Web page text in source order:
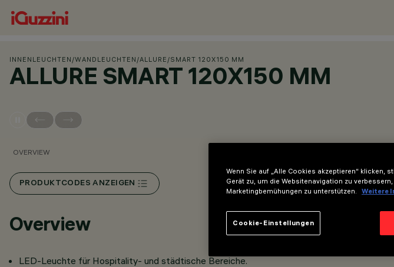
INNENLEUCHTEN /WANDLEUCHTEN /ALLURE /SMART 120X150 MM
ALLURE SMART 120X150 MM
OVERVIEW
PRODUKTCODES ANZEIGEN
Overview
LED-Leuchte für Hospitality- und städtische Bereiche.
Wenn Sie auf „Alle Cookies akzeptieren“ klicken,
Gerät zu, um die Websitenavigation zu
Marketingbemühungen zu unterstützen.
Weitere
Cookie-Einstellungen